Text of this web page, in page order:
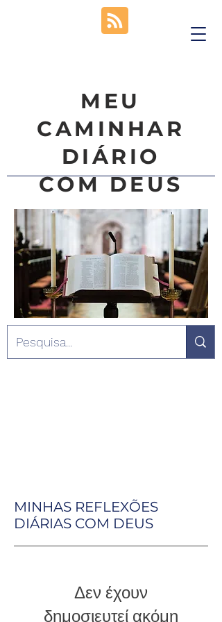
MEU
CAMINHAR
DIÁRIO
COM DEUS
MINHAS REFLEXÕES
DIÁRIAS COM DEUS
Δεν έχουν
δημοσιευτεί ακόμη